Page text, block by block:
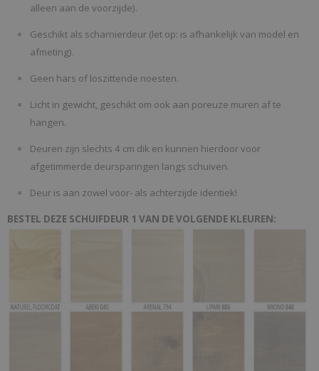
alleen aan de voorzijde).
Geschikt als scharnierdeur (let op: is afhankelijk van model en
afmeting).
Geen hars of loszittende noesten.
Licht in gewicht, geschikt om ook aan poreuze muren af te
hangen.
Deuren zijn slechts 4 cm dik en kunnen hierdoor voor
afgetimmerde deursparingen langs schuiven.
Deur is aan zowel voor- als achterzijde identiek!
BESTEL DEZE SCHUIFDEUR 1 VAN DE VOLGENDE KLEUREN: